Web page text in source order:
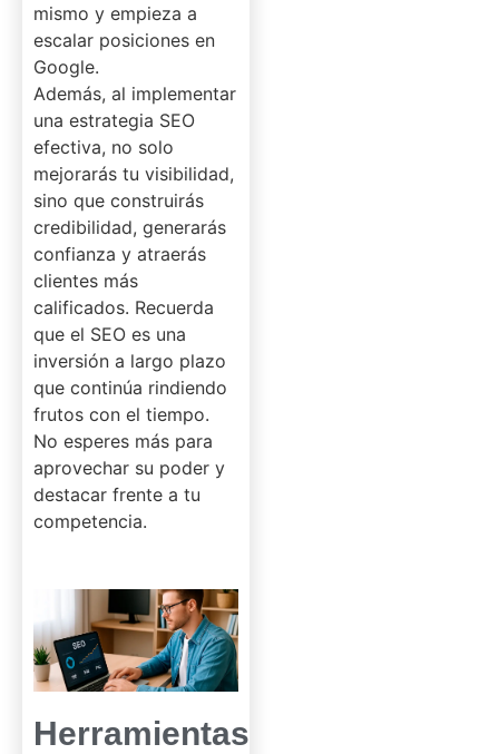
mismo y empieza a
escalar posiciones en
Google.
Además, al implementar
una estrategia SEO
efectiva, no solo
mejorarás tu visibilidad,
sino que construirás
credibilidad, generarás
confianza y atraerás
clientes más
calificados. Recuerda
que el SEO es una
inversión a largo plazo
que continúa rindiendo
frutos con el tiempo.
No esperes más para
aprovechar su poder y
destacar frente a tu
competencia.
Herramientas